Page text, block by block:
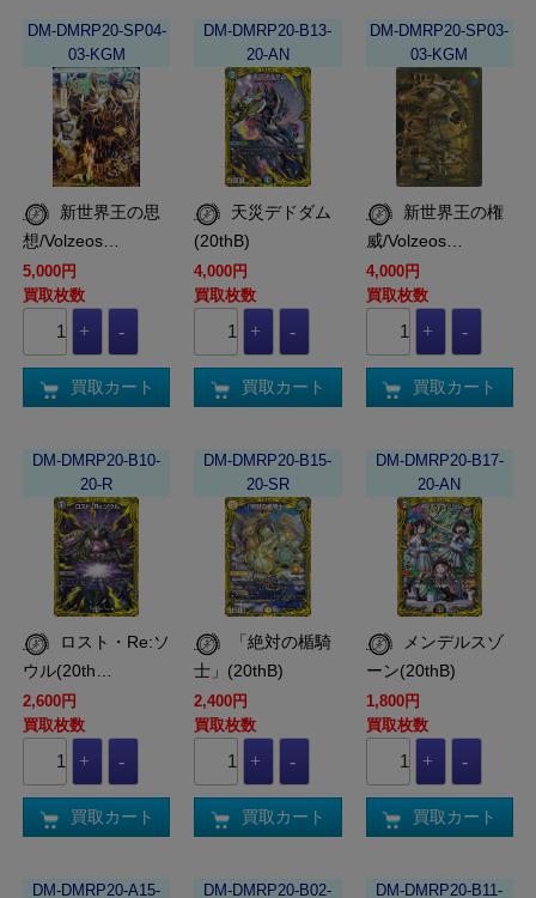
DM-DMRP20-SP04-
03-KGM
想/Volzeos…
5,000円
買取枚数
買取カート
DM-DMRP20-B13-
20-AN
(20thB)
4,000円
買取枚数
買取カート
DM-DMRP20-SP03-
03-KGM
威/Volzeos…
4,000円
買取枚数
買取カート
DM-DMRP20-B10-
20-R
ウル(20th…
2,600円
買取枚数
買取カート
DM-DMRP20-B15-
20-SR
士」(20thB)
2,400円
買取枚数
買取カート
DM-DMRP20-B17-
20-AN
ーン(20thB)
1,800円
買取枚数
買取カート
DM-DMRP20-A15-
DM-DMRP20-B02-
DM-DMRP20-B11-